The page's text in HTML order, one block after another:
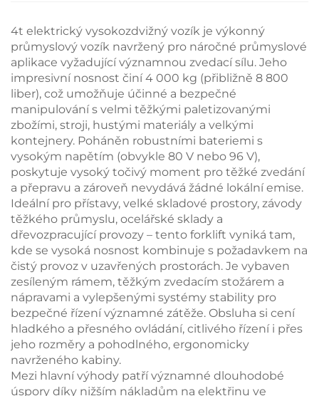
4t elektrický vysokozdvižný vozík je výkonný
průmyslový vozík navržený pro náročné průmyslové
aplikace vyžadující významnou zvedací sílu. Jeho
impresivní nosnost činí 4 000 kg (přibližně 8 800
liber), což umožňuje účinné a bezpečné
manipulování s velmi těžkými paletizovanými
zbožími, stroji, hustými materiály a velkými
kontejnery. Poháněn robustními bateriemi s
vysokým napětím (obvykle 80 V nebo 96 V),
poskytuje vysoký točivý moment pro těžké zvedání
a přepravu a zároveň nevydává žádné lokální emise.
Ideální pro přístavy, velké skladové prostory, závody
těžkého průmyslu, ocelářské sklady a
dřevozpracující provozy – tento forklift vyniká tam,
kde se vysoká nosnost kombinuje s požadavkem na
čistý provoz v uzavřených prostorách. Je vybaven
zesíleným rámem, těžkým zvedacím stožárem a
nápravami a vylepšenými systémy stability pro
bezpečné řízení významné zátěže. Obsluha si cení
hladkého a přesného ovládání, citlivého řízení i přes
jeho rozměry a pohodlného, ergonomicky
navrženého kabiny.
Mezi hlavní výhody patří významné dlouhodobé
úspory díky nižším nákladům na elektřinu ve